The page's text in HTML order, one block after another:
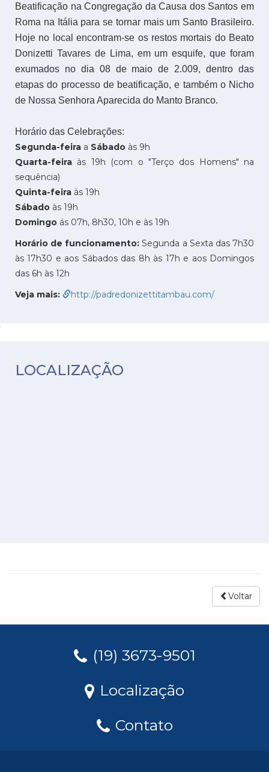
Beatificação na Congregação da Causa dos Santos em
Roma na Itália para se tornar mais um Santo Brasileiro.
Hoje no local encontram-se os restos mortais do Beato
Donizetti Tavares de Lima, em um esquife, que foram
exumados no dia 08 de maio de 2.009, dentro das
etapas do processo de beatificação, e também o Nicho
de Nossa Senhora Aparecida do Manto Branco.
Horário das Celebrações:
Segunda-feira a Sábado às 9h
Quarta-feira às 19h (com o "Terço dos Homens" na
sequência)
Quinta-feira às 19h
Sábado às 19h
Domingo ás 07h, 8h30, 10h e às 19h
Horário de funcionamento: Segunda a Sexta das 7h30
às 17h30 e aos Sábados das 8h às 17h e aos Domingos
das 6h às 12h
Veja mais:
http://padredonizettitambau.com/
LOCALIZAÇÃO
Voltar
(19) 3673-9501
Localização
Contato